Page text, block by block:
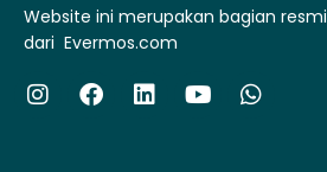
Website ini merupakan bagian resmi
dari Evermos.com